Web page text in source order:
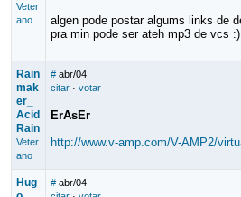
Veter
ano
algen pode postar algums links de
pra min pode ser ateh mp3 de vcs
Rain
mak
er_
Acid
Rain
Veter
ano
# abr/04
citar· votar
ErAsEr
http://www.v-amp.com/V-AMP2/
Hug
# abr/04